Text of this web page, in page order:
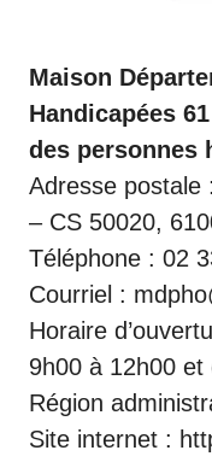
Maison
Handicapées
des personnes
Adresse postale
– CS 50020,
Téléphone : 02
Courriel :
Horaire
9h00 à 12h00 et
Région
Site internet :